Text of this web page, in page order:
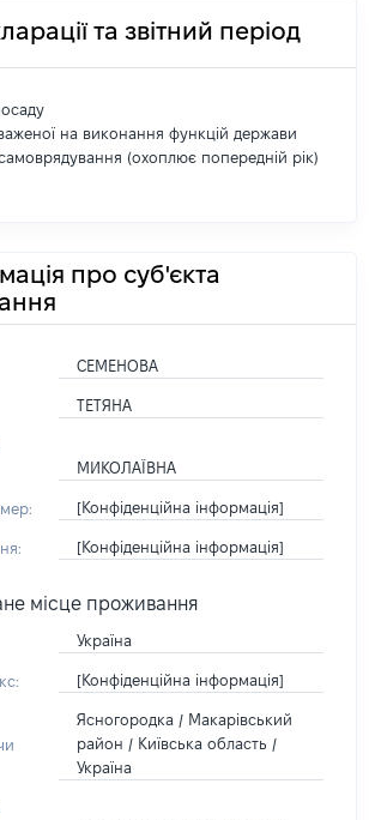
та звітний період
на виконання функцій держави
(охоплює попередній рік)
про суб'єкта
СЕМЕНОВА
ТЕТЯНА
МИКОЛАЇВНА
[Конфіденційна інформація]
[Конфіденційна інформація]
місце проживання
Україна
[Конфіденційна інформація]
Ясногородка / Макарівський
район / Київська область /
Україна